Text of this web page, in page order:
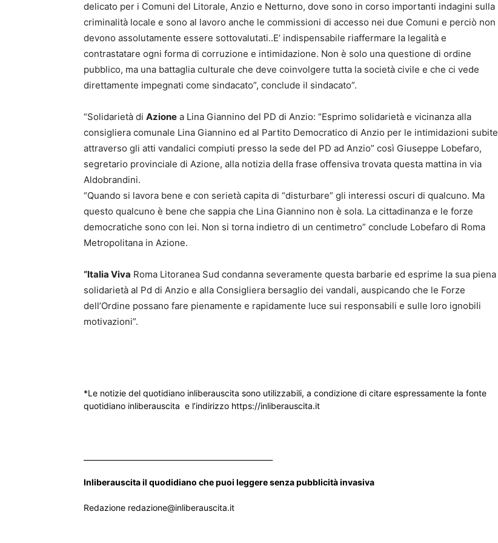
delicato per i Comuni del Litorale, Anzio e Netturno, dove sono in corso importanti indagini sulla
criminalità locale e sono al lavoro anche le commissioni di accesso nei due Comuni e perciò non
devono assolutamente essere sottovalutati..E’ indispensabile riaffermare la legalità e
contrastatare ogni forma di corruzione e intimidazione. Non è solo una questione di ordine
pubblico, ma una battaglia culturale che deve coinvolgere tutta la società civile e che ci vede
direttamente impegnati come sindacato”, conclude il sindacato”.
“Solidarietà di Azione a Lina Giannino del PD di Anzio: “Esprimo solidarietà e vicinanza alla
consigliera comunale Lina Giannino ed al Partito Democratico di Anzio per le intimidazioni subite
attraverso gli atti vandalici compiuti presso la sede del PD ad Anzio” così Giuseppe Lobefaro,
segretario provinciale di Azione, alla notizia della frase offensiva trovata questa mattina in via
Aldobrandini.
“Quando si lavora bene e con serietà capita di “disturbare” gli interessi oscuri di qualcuno. Ma
questo qualcuno è bene che sappia che Lina Giannino non è sola. La cittadinanza e le forze
democratiche sono con lei. Non si torna indietro di un centimetro” conclude Lobefaro di Roma
Metropolitana in Azione.
“Italia Viva Roma Litoranea Sud condanna severamente questa barbarie ed esprime la sua piena
solidarietà al Pd di Anzio e alla Consigliera bersaglio dei vandali, auspicando che le Forze
dell’Ordine possano fare pienamente e rapidamente luce sui responsabili e sulle loro ignobili
motivazioni”.
*Le notizie del quotidiano inliberauscita sono utilizzabili, a condizione di citare espressamente la fonte
quotidiano inliberauscita e l’indirizzo https://inliberauscita.it
Inliberauscita il quodidiano che puoi leggere senza pubblicità invasiva
Redazione redazione@inliberauscita.it